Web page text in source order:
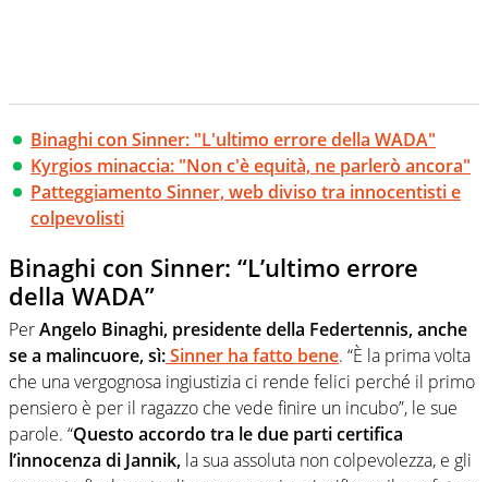
Binaghi con Sinner: "L'ultimo errore della WADA"
Kyrgios minaccia: "Non c'è equità, ne parlerò ancora"
Patteggiamento Sinner, web diviso tra innocentisti e
colpevolisti
Binaghi con Sinner: “L’ultimo errore
della WADA”
PerAngelo Binaghi, presidente della Federtennis, anche
se a malincuore, sì:Sinner ha fatto bene. “È la prima volta
che una vergognosa ingiustizia ci rende felici perché il primo
pensiero è per il ragazzo che vede finire un incubo”, le sue
parole. “Questo accordo tra le due parti certifica
l’innocenza di Jannik, la sua assoluta non colpevolezza, e gli